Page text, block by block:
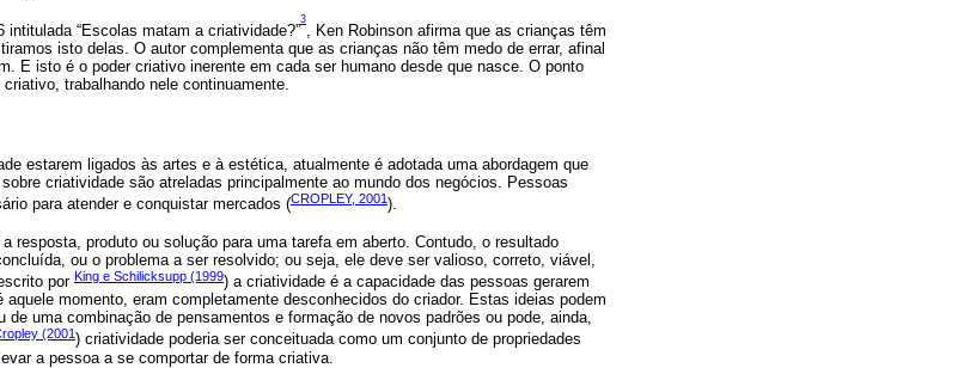
intitulada “Escolas matam a criatividade?”
3
, Ken Robinson afirma que as crianças têm
isto delas. O autor complementa que as crianças não têm medo de errar, afinal
E isto é o poder criativo inerente em cada ser humano desde que nasce. O ponto
trabalhando nele continuamente.
estarem ligados às artes e à estética, atualmente é adotada uma abordagem que
criatividade são atreladas principalmente ao mundo dos negócios. Pessoas
para atender e conquistar mercados (CROPLEY, 2001).
resposta, produto ou solução para uma tarefa em aberto. Contudo, o resultado
ou o problema a ser resolvido; ou seja, ele deve ser valioso, correto, viável,
por King e Schilicksupp (1999) a criatividade é a capacidade das pessoas gerarem
momento, eram completamente desconhecidos do criador. Estas ideias podem
uma combinação de pensamentos e formação de novos padrões ou pode, ainda,
(2001 ) criatividade poderia ser conceituada como um conjunto de propriedades
a pessoa a se comportar de forma criativa.